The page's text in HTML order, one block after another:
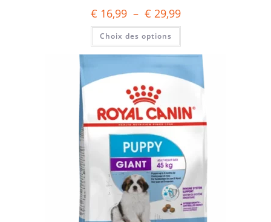
€ 16,99 – € 29,99
Choix des options